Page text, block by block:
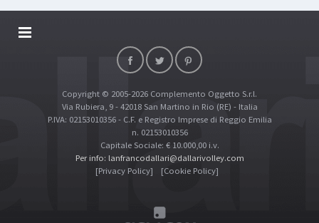
DALLARIVOLLEY SOSTIENE
TOP RICERCHE
SITE MAP
Copyright © 2005-2026 Complemento Oggetto S.r.l.
Via Rubiera, 9 - 42018 San Martino in Rio (RE) - Italia
P.IVA: 02153010356 - C.F. e Registro Imprese di Reggio Emilia
n. 02153010356
Capitale Sociale: € 10.000,00 i.v.
Per info: lanfrancodallari@dallarivolley.com
[Privacy Policy]
[Cookie Policy]